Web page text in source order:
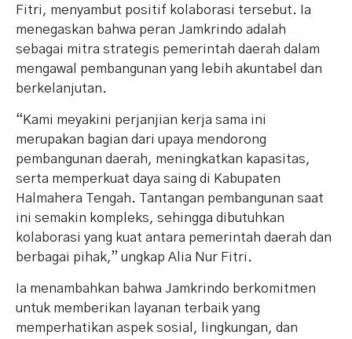
Fitri, menyambut positif kolaborasi tersebut. Ia
menegaskan bahwa peran Jamkrindo adalah
sebagai mitra strategis pemerintah daerah dalam
mengawal pembangunan yang lebih akuntabel dan
berkelanjutan.
“Kami meyakini perjanjian kerja sama ini
merupakan bagian dari upaya mendorong
pembangunan daerah, meningkatkan kapasitas,
serta memperkuat daya saing di Kabupaten
Halmahera Tengah. Tantangan pembangunan saat
ini semakin kompleks, sehingga dibutuhkan
kolaborasi yang kuat antara pemerintah daerah dan
berbagai pihak,” ungkap Alia Nur Fitri.
Ia menambahkan bahwa Jamkrindo berkomitmen
untuk memberikan layanan terbaik yang
memperhatikan aspek sosial, lingkungan, dan